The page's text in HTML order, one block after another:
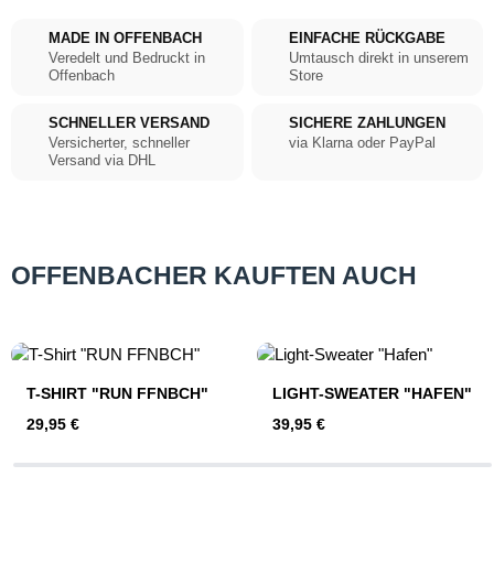
MADE IN OFFENBACH
Veredelt und Bedruckt in
Offenbach
EINFACHE RÜCKGABE
Umtausch direkt in unserem
Store
SCHNELLER VERSAND
Versicherter, schneller
Versand via DHL
SICHERE ZAHLUNGEN
via Klarna oder PayPal
OFFENBACHER KAUFTEN AUCH
T-SHIRT "RUN FFNBCH"
Regulärer Preis:
29,95 €
LIGHT-SWEATER "HAFEN"
Regulärer Preis:
39,95 €